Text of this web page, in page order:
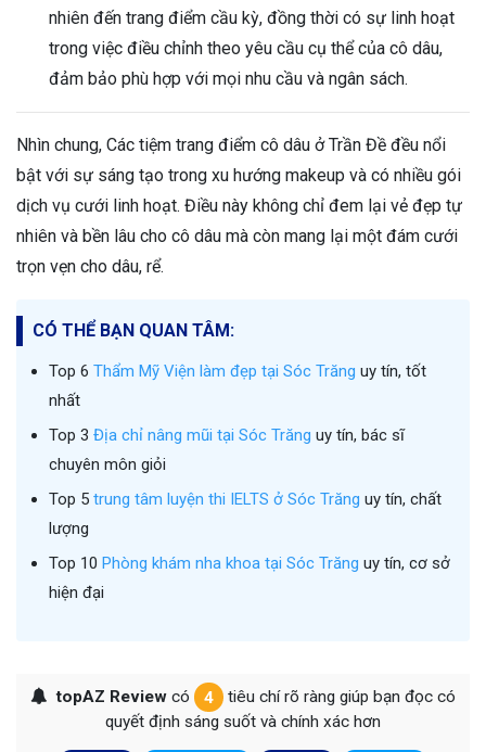
nhiên đến trang điểm cầu kỳ, đồng thời có sự linh hoạt
trong việc điều chỉnh theo yêu cầu cụ thể của cô dâu,
đảm bảo phù hợp với mọi nhu cầu và ngân sách.
Nhìn chung, Các tiệm trang điểm cô dâu ở Trần Đề đều nổi
bật với sự sáng tạo trong xu hướng makeup và có nhiều gói
dịch vụ cưới linh hoạt. Điều này không chỉ đem lại vẻ đẹp tự
nhiên và bền lâu cho cô dâu mà còn mang lại một đám cưới
trọn vẹn cho dâu, rể.
CÓ THỂ BẠN QUAN TÂM:
Top 6 Thẩm Mỹ Viện làm đẹp tại Sóc Trăng uy tín, tốt
nhất
Top 3 Địa chỉ nâng mũi tại Sóc Trăng uy tín, bác sĩ
chuyên môn giỏi
Top 5 trung tâm luyện thi IELTS ở Sóc Trăng uy tín, chất
lượng
Top 10 Phòng khám nha khoa tại Sóc Trăng uy tín, cơ sở
hiện đại
topAZ Reviewcó 4
tiêu chí rõ ràng giúp bạn đọc có
quyết định sáng suốt và chính xác hơn